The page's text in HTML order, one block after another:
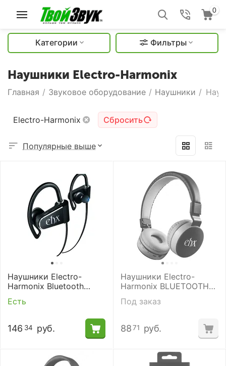
0
Категории Фильтры
Наушники Electro-Harmonix
Главная / Звуковое оборудование / Наушники /
Electro-Harmonix Сбросить
Популярные выше
Наушники Electro-
Harmonix Bluetooth
SPORT BUDS
Есть
146 34 руб.
Наушники Electro-
Harmonix BLUETOOTH
EARPHONE NYX CANS
Под заказ
8871 руб.